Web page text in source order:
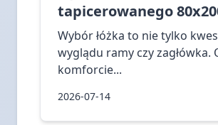
tapicerowanego
Wybór łóżka to nie tylko
wyglądu ramy czy zagłówka.
komforcie...
2026-07-14